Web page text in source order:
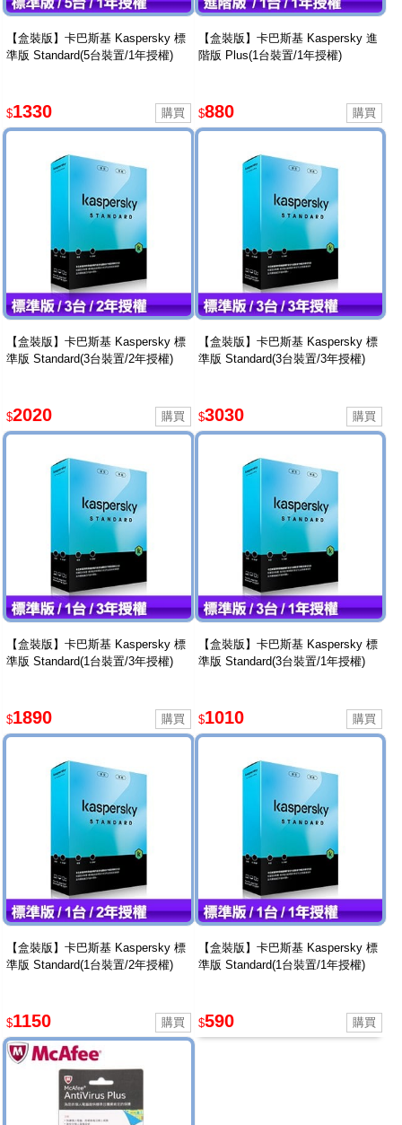
【盒裝版】卡巴斯基 Kaspersky 標
準版 Standard(5台裝置/1年授權)
$1330
【盒裝版】卡巴斯基 Kaspersky 進
階版 Plus(1台裝置/1年授權)
$880
【盒裝版】卡巴斯基 Kaspersky 標
準版 Standard(3台裝置/2年授權)
$2020
【盒裝版】卡巴斯基 Kaspersky 標
準版 Standard(3台裝置/3年授權)
$3030
【盒裝版】卡巴斯基 Kaspersky 標
準版 Standard(1台裝置/3年授權)
$1890
【盒裝版】卡巴斯基 Kaspersky 標
準版 Standard(3台裝置/1年授權)
$1010
【盒裝版】卡巴斯基 Kaspersky 標
準版 Standard(1台裝置/2年授權)
$1150
【盒裝版】卡巴斯基 Kaspersky 標
準版 Standard(1台裝置/1年授權)
$590